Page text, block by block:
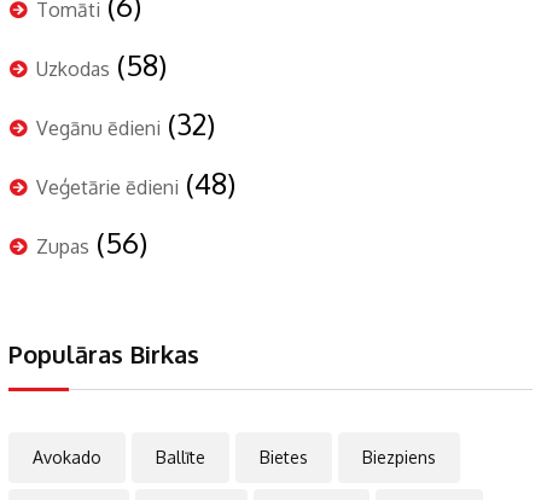
Tomāti
Uzkodas (58)
Vegānu ēdieni (32)
Veģetārie ēdieni (48)
Zupas (56)
Populāras Birkas
Avokado Ballīte Bietes Biezpiens